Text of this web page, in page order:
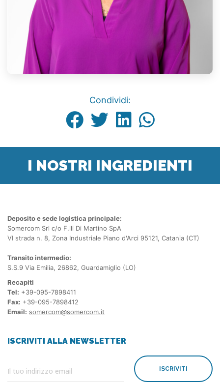
Condividi:
I NOSTRI INGREDIENTI
Deposito e sede logistica principale:
Somercom Srl c/o F.lli Di Martino SpA
VI strada n. 8, Zona Industriale Piano d'Arci 95121, Catania (CT)
Transito intermedio:
S.S.9 Via Emilia, 26862, Guardamiglio (LO)
Recapiti
Tel: +39-095-7898411
Fax: +39-095-7898412
Email: somercom@somercom.it
ISCRIVITI ALLA NEWSLETTER
ISCRIVITI